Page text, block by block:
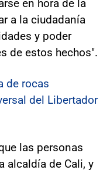
en hora de la
a la ciudadanía
y poder
de estos hechos".
de rocas
del Libertador
las personas
alcaldía de Cali, y